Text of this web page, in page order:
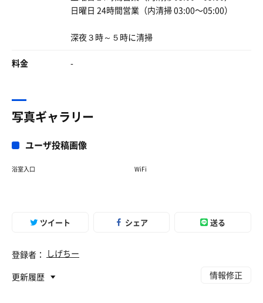
次の時間に間に合わないから強制終了🤭笑
あっ、誤解のないように言っておきますが
髪が傷むのが嫌なので
暴君イズネス🔥🔥🔥
パンカールーバーがセットされてたら
無理ゲーです🧖‍♂️
帰りは送迎バス🚌駅まで🚉❣️
笑」と、いつも外から笑顔をありがとうございます😊
スタッフHさんのサウナイベントの影の力が、さらに盛り
上げてくれているような気がします♪😁
３月はサウナイベントめちゃ多いですね👍
サ室でご一緒していただいた皆様楽しかったです！ありが
日曜日 24時間営業（内清掃 03:00〜05:00）
深夜３時～５時に清掃
料金 -
写真ギャラリー
ユーザ投稿画像
浴室入口 WiFi
ツイート シェア 送る
登録者： しげちー
更新履歴
情報修正